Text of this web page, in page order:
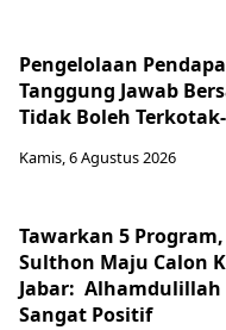
Pengelolaan
Tanggung Jawab
Tidak Boleh
Kamis, 6 Agustus 2026
Tawarkan 5
Sulthon Maju Calon
Jabar: Alhamdulillah
Sangat Positif